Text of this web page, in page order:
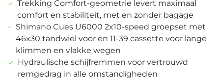
Trekking Comfort-geometrie levert maximaal
comfort en stabiliteit, met en zonder bagage
Shimano Cues U6000 2x10-speed groepset met
46x30 tandwiel voor en 11-39 cassette voor lange
klimmen en vlakke wegen
Hydraulische schijfremmen voor vertrouwd
remgedrag in alle omstandigheden